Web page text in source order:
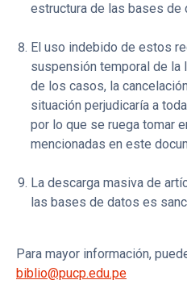
estructura de las bases de
El uso indebido de estos
suspensión temporal de la
de los casos, la
situación perjudicaría a
por lo que se ruega tomar
mencionadas en este
La descarga masiva de
las bases de datos es
Para mayor información,
biblio@pucp.edu.pe